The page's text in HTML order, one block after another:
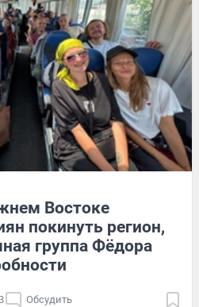
Востоке
покинуть регион,
группа Фёдора
Обсудить